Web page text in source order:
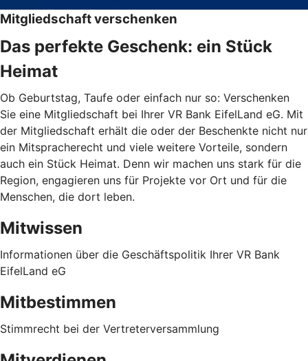
Mitgliedschaft verschenken
Das perfekte Geschenk: ein Stück
Heimat
Ob Geburtstag, Taufe oder einfach nur so: Verschenken
Sie eine Mitgliedschaft bei Ihrer VR Bank EifelLand eG. Mit
der Mitgliedschaft erhält die oder der Beschenkte nicht nur
ein Mitspracherecht und viele weitere Vorteile, sondern
auch ein Stück Heimat. Denn wir machen uns stark für die
Region, engagieren uns für Projekte vor Ort und für die
Menschen, die dort leben.
Mitwissen
Informationen über die Geschäftspolitik Ihrer VR Bank
EifelLand eG
Mitbestimmen
Stimmrecht bei der Vertreterversammlung